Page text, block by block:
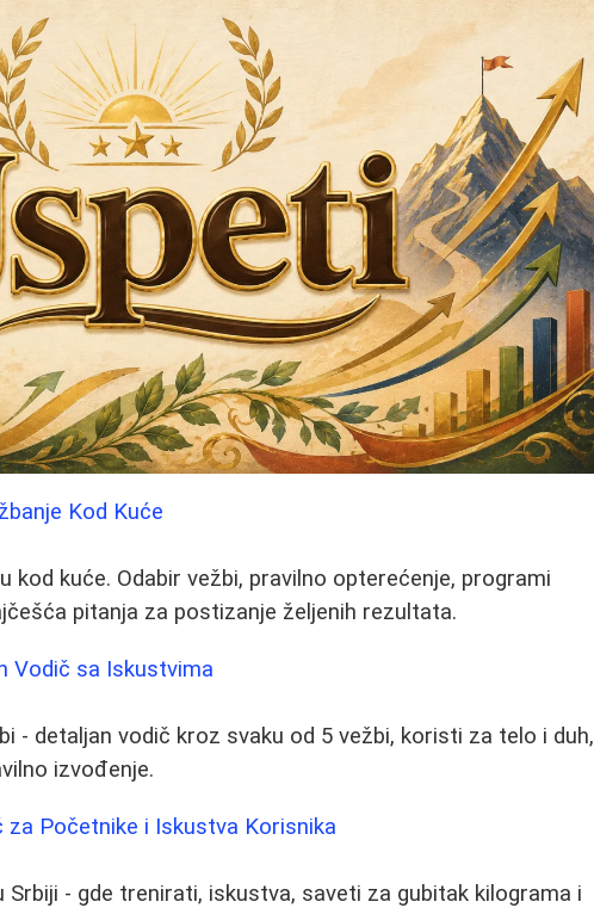
Kod Kuće
kod kuće. Odabir vežbi, pravilno opterećenje, programi
pitanja za postizanje željenih rezultata.
Vodič sa Iskustvima
- detaljan vodič kroz svaku od 5 vežbi, koristi za telo i duh,
izvođenje.
Početnike i Iskustva Korisnika
- gde trenirati, iskustva, saveti za gubitak kilograma i